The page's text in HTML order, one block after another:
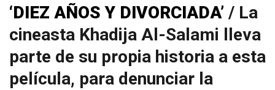
‘DIEZ AÑOS Y DIVORCIADA’ / La
cineasta Khadija Al-Salami lleva
parte de su propia historia a esta
película, para denunciar la